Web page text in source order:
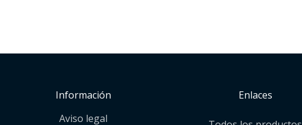
Información
Aviso legal
Enlaces